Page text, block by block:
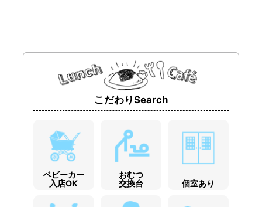
こだわりSearch
ベビーカー
入店OK
おむつ
交換台
個室あり